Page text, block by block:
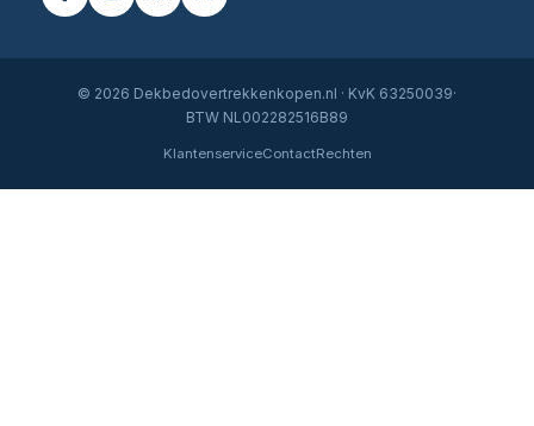
© 2026 Dekbedovertrekkenkopen.nl · KvK 63250039·
BTW NL002282516B89
KlantenserviceContactRechten